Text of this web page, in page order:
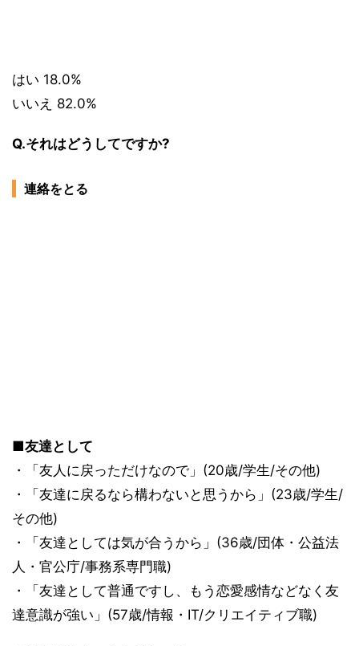
はい 18.0%
いいえ 82.0%
Q.それはどうしてですか?
連絡をとる
■友達として
・「友人に戻っただけなので」(20歳/学生/その他)
・「友達に戻るなら構わないと思うから」(23歳/学生/
その他)
・「友達としては気が合うから」(36歳/団体・公益法
人・官公庁/事務系専門職)
・「友達として普通ですし、もう恋愛感情などなく友
達意識が強い」(57歳/情報・IT/クリエイティブ職)